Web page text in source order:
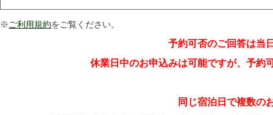
※ ご利用規約をご覧ください。
予約可否のご回答は当
休業日中のお申込みは可能ですが、予約
同じ宿泊日で複数の